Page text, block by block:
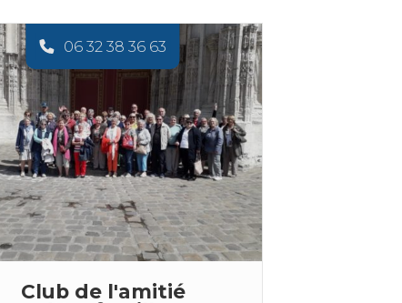
06 32 38 36 63
Club de l'amitié